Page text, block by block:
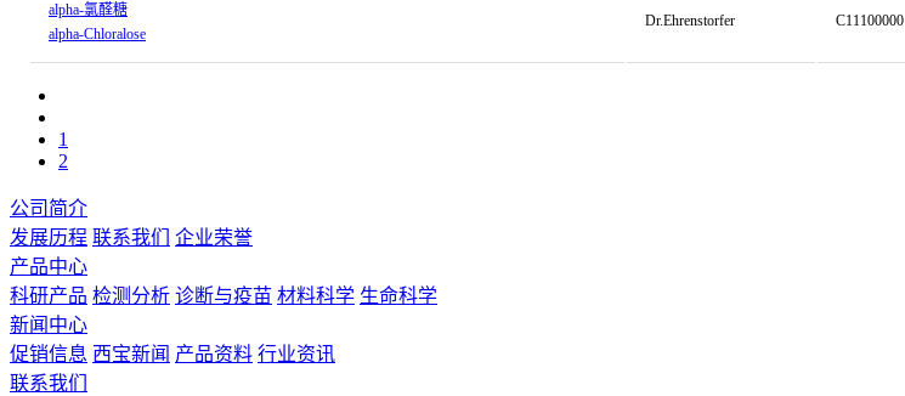
alpha-氯醛糖
alpha-Chloralose
Dr.Ehrenstorfer C11100000
1
2
公司简介
发展历程 联系我们
企业荣誉
产品中心
科研产品 检测分析 诊断与疫苗 材料科学 生命科学
新闻中心
促销信息 西宝新闻 产品资料 行业资讯
联系我们